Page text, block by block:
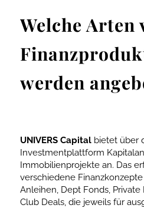
Welche Arten
werden
UNIVERS Capitalbietet über
Investmentplattform
Immobilienprojekte an. Das
verschiedene Finanzkonzepte
Anleihen, Dept Fonds,
Club Deals, die jeweils für